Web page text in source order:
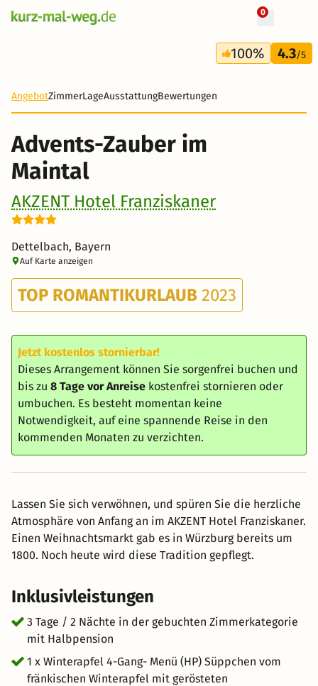
0
3 Tage
265 €
100% 4.3/5
AngebotZimmerLageAusstattungBewertungen
Advents-Zauber im
Maintal
AKZENT Hotel Franziskaner
Dettelbach, Bayern
Auf Karte anzeigen
TOP ROMANTIKURLAUB 2023
Jetzt kostenlos stornierbar!
Dieses Arrangement können Sie sorgenfrei buchen und
bis zu 8 Tage vor Anreise kostenfrei stornieren oder
umbuchen. Es besteht momentan keine
Notwendigkeit, auf eine spannende Reise in den
kommenden Monaten zu verzichten.
Lassen Sie sich verwöhnen, und spüren Sie die herzliche
Atmosphäre von Anfang an im AKZENT Hotel Franziskaner.
Einen Weihnachtsmarkt gab es in Würzburg bereits um
1800. Noch heute wird diese Tradition gepflegt.
Inklusivleistungen
3 Tage / 2 Nächte in der gebuchten Zimmerkategorie
mit Halbpension
1 x Winterapfel 4-Gang- Menü (HP) Süppchen vom
fränkischen Winterapfel mit gerösteten